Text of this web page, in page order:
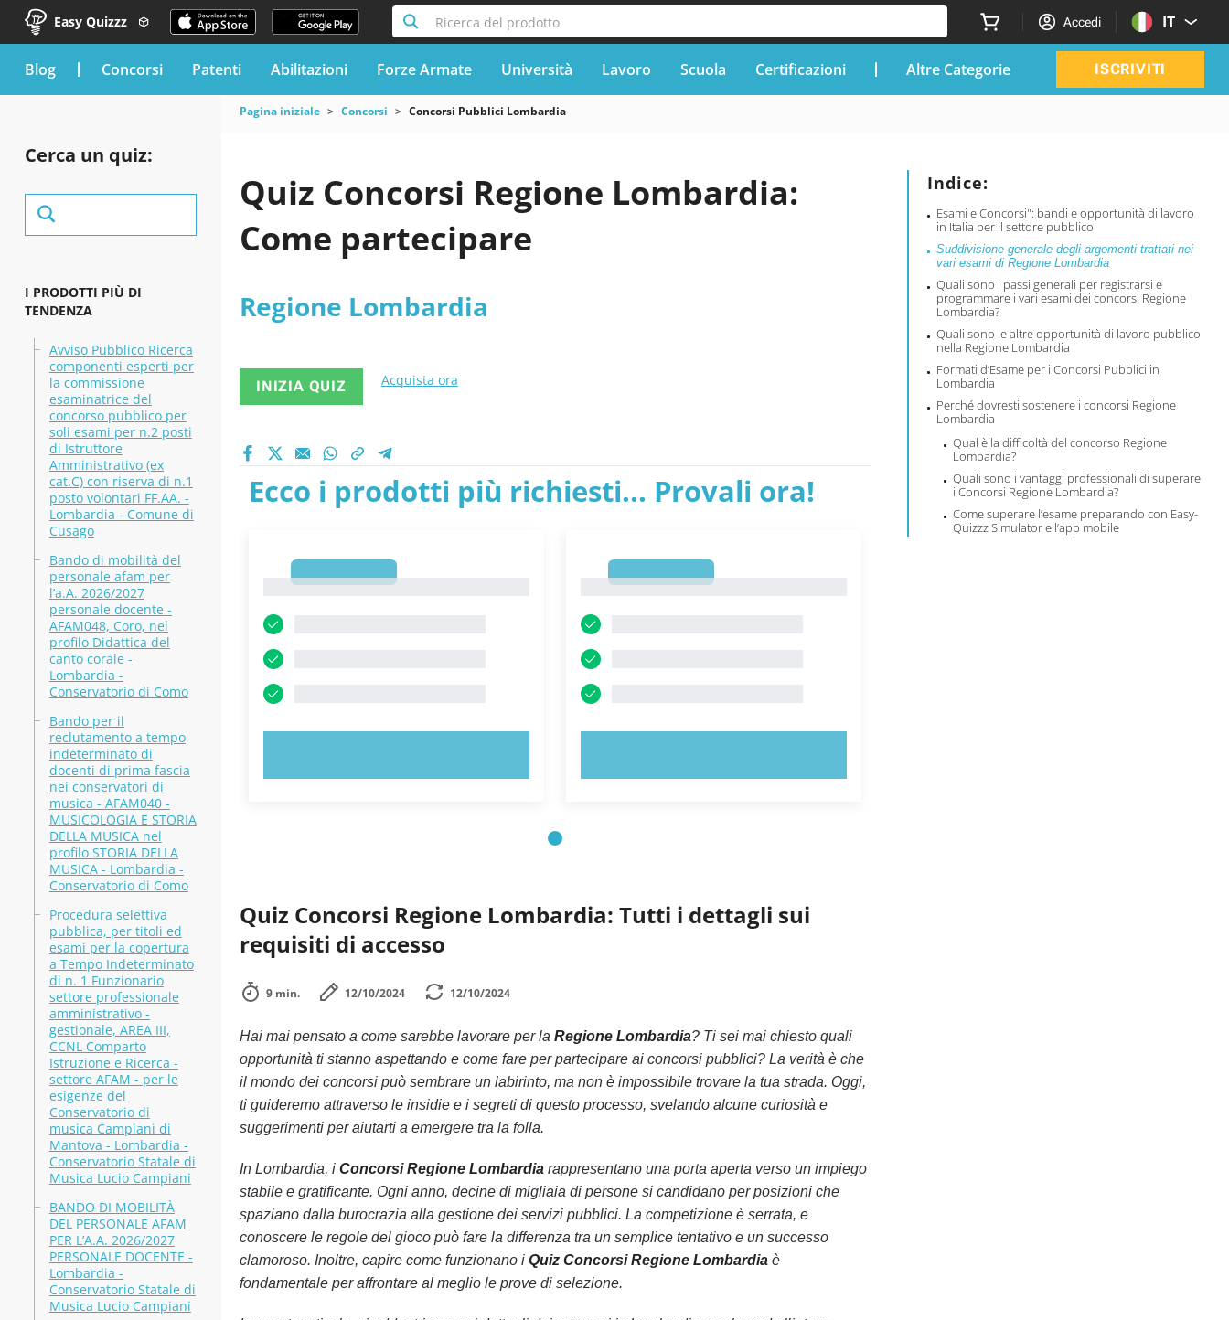
Easy Quizzz Ricerca del prodotto Accedi IT
blog Concorsi Patenti Abilitazioni Forze Armate Università Lavoro Scuola Certificazioni Altre Categorie ISCRIVITI
Cerca un quiz:
I PRODOTTI PIÙ DI
TENDENZA
Avviso Pubblico Ricerca
componenti esperti per
la commissione
esaminatrice del
concorso pubblico per
soli esami per n.2 posti
di Istruttore
Amministrativo (ex
cat.C) con riserva di n.1
posto volontari FF.AA. -
Lombardia - Comune di
Cusago
Bando di mobilità del
personale afam per
l’a.A. 2026/2027
personale docente -
AFAM048, Coro, nel
profilo Didattica del
canto corale -
Lombardia -
Conservatorio di Como
Bando per il
reclutamento a tempo
indeterminato di
docenti di prima fascia
nei conservatori di
musica - AFAM040 -
MUSICOLOGIA E STORIA
DELLA MUSICA nel
profilo STORIA DELLA
MUSICA - Lombardia -
Conservatorio di Como
Procedura selettiva
pubblica, per titoli ed
esami per la copertura
a Tempo Indeterminato
di n. 1 Funzionario
settore professionale
amministrativo -
gestionale, AREA III,
CCNL Comparto
Istruzione e Ricerca -
settore AFAM - per le
esigenze del
Conservatorio di
musica Campiani di
Mantova - Lombardia -
Conservatorio Statale di
Musica Lucio Campiani
BANDO DI MOBILITÀ
DEL PERSONALE AFAM
PER L’A.A. 2026/2027
PERSONALE DOCENTE -
Lombardia -
Conservatorio Statale di
Musica Lucio Campiani
Pagina iniziale Concorsi Concorsi Pubblici Lombardia
Indice:
Esami e Concorsi": bandi e opportunità di lavoro
in Italia per il settore pubblico
Suddivisione generale degli argomenti trattati nei
vari esami di Regione Lombardia
Quali sono i passi generali per registrarsi e
programmare i vari esami dei concorsi Regione
Lombardia?
Quali sono le altre opportunità di lavoro pubblico
nella Regione Lombardia
Formati d’Esame per i Concorsi Pubblici in
Lombardia
Perché dovresti sostenere i concorsi Regione
Lombardia
Qual è la difficoltà del concorso Regione
Lombardia?
Quali sono i vantaggi professionali di superare
i Concorsi Regione Lombardia?
Come superare l’esame preparando con Easy-
Quizzz Simulator e l’app mobile
Quiz Concorsi Regione Lombardia:
Come partecipare
Regione Lombardia
INIZIA QUIZ Acquista ora
Ecco i prodotti più richiesti... Provali ora!
Quiz Concorsi Regione Lombardia: Tutti i dettagli sui
requisiti di accesso
9 min. 12/10/2024 12/10/2024
Hai mai pensato a come sarebbe lavorare per la Regione Lombardia? Ti sei mai chiesto quali
opportunità ti stanno aspettando e come fare per partecipare ai concorsi pubblici? La verità è che
il mondo dei concorsi può sembrare un labirinto, ma non è impossibile trovare la tua strada. Oggi,
ti guideremo attraverso le insidie e i segreti di questo processo, svelando alcune curiosità e
suggerimenti per aiutarti a emergere tra la folla.
In Lombardia, i Concorsi Regione Lombardiarappresentano una porta aperta verso un impiego
stabile e gratificante. Ogni anno, decine di migliaia di persone si candidano per posizioni che
spaziano dalla burocrazia alla gestione dei servizi pubblici. La competizione è serrata, e
conoscere le regole del gioco può fare la differenza tra un semplice tentativo e un successo
clamoroso. Inoltre, capire come funzionano i Quiz Concorsi Regione Lombardiaè
fondamentale per affrontare al meglio le prove di selezione.